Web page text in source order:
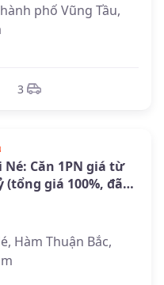
phố Vũng Tầu,
3
Căn 1PN giá từ
(tổng giá 100%, đã
Hàm Thuận Bắc,